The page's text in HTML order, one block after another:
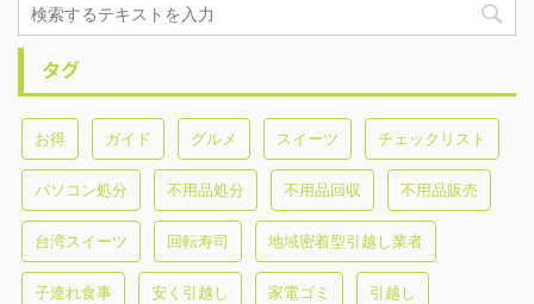
タグ
お得 ガイド グルメ スイーツ チェックリスト
パソコン処分 不用品処分 不用品回収 不用品販売
台湾スイーツ 回転寿司 地域密着型引越し業者
子連れ食事 安く引越し 家電ゴミ 引越し